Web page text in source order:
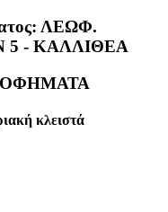
ΛΕΩΦ.
5 - ΚΑΛΛΙΘΕΑ
κλειστά